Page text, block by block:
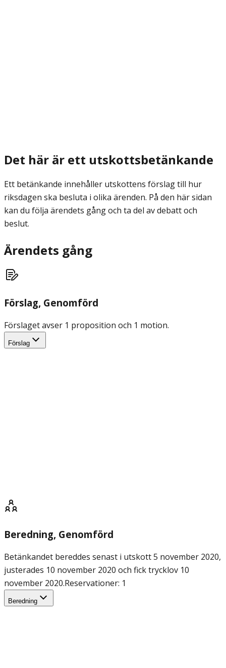
Det här är ett utskottsbetänkande
Ett betänkande innehåller utskottens förslag till hur
riksdagen ska besluta i olika ärenden. På den här sidan
kan du följa ärendets gång och ta del av debatt och
beslut.
Ärendets gång
Förslag, Genomförd
Förslaget avser 1 proposition och 1 motion.
Förslag
Beredning, Genomförd
Betänkandet bereddes senast i utskott 5 november 2020,
justerades 10 november 2020 och fick trycklov 10
november 2020.Reservationer: 1
Beredning